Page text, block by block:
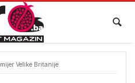
Velike Britanije